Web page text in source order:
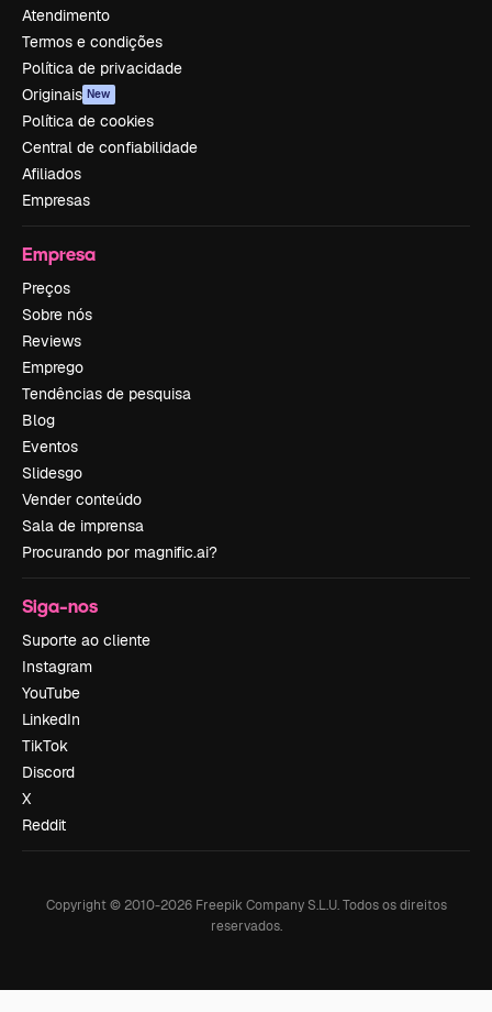
Atendimento
Termos e condições
Política de privacidade
Originais New
Política de cookies
Central de confiabilidade
Afiliados
Empresas
Empresa
Preços
Sobre nós
Reviews
Emprego
Tendências de pesquisa
Blog
Eventos
Slidesgo
Vender conteúdo
Sala de imprensa
Procurando por magnific.ai?
Siga-nos
Suporte ao cliente
Instagram
YouTube
LinkedIn
TikTok
Discord
X
Reddit
Copyright © 2010-2026Freepik Company S.L.U. Todos os direitos
reservados.